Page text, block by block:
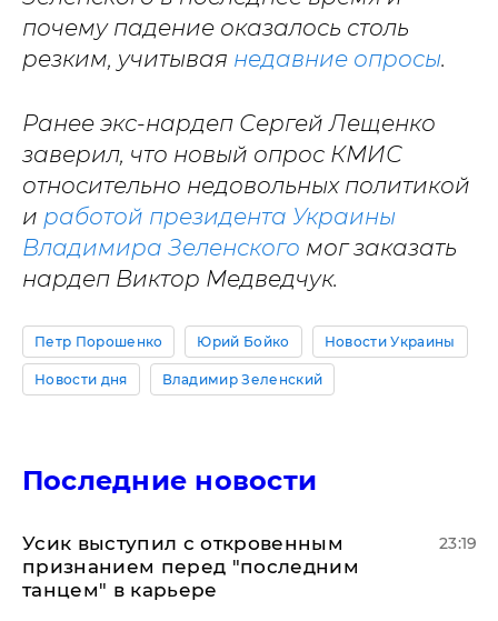
почему падение оказалось столь
резким, учитывая недавние опросы.
Ранее экс-нардеп Сергей Лещенко
заверил, что новый опрос КМИС
относительно недовольных политикой
и работой президента Украины
Владимира Зеленского мог заказать
нардеп Виктор Медведчук.
Петр Порошенко Юрий Бойко Новости Украины
Новости дня Владимир Зеленский
Последние новости
Усик выступил с откровенным
признанием перед "последним
танцем" в карьере
23:19